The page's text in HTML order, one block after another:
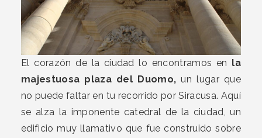
El corazón de la ciudad lo encontramos en la
majestuosa plaza del Duomo, un lugar que
no puede faltar en tu recorrido por Siracusa. Aquí
se alza la imponente catedral de la ciudad, un
edificio muy llamativo que fue construido sobre